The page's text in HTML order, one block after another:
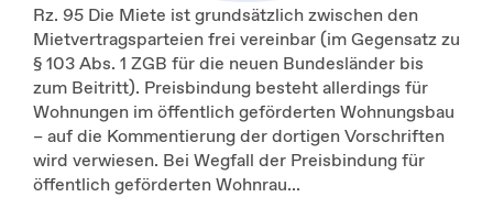
Rz. 95 Die Miete ist grundsätzlich zwischen den
Mietvertragsparteien frei vereinbar (im Gegensatz zu
§ 103 Abs. 1 ZGB für die neuen Bundesländer bis
zum Beitritt). Preisbindung besteht allerdings für
Wohnungen im öffentlich geförderten Wohnungsbau
– auf die Kommentierung der dortigen Vorschriften
wird verwiesen. Bei Wegfall der Preisbindung für
öffentlich geförderten Wohnrau...